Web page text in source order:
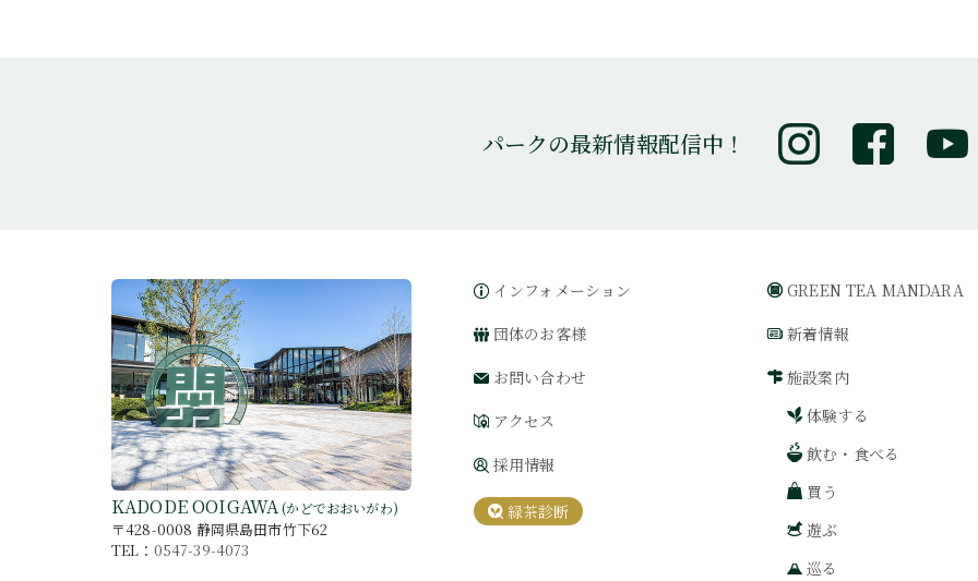
パークの最新情報配信中！
KADODE OOIGAWA (かどでおおいがわ)
〒428-0008 静岡県島田市竹下62
TEL： 0547-39-4073
インフォメーション
団体のお客様
お問い合わせ
アクセス
採用情報
緑茶診断
GREEN TEA MANDARA
新着情報
施設案内
体験する
飲む・食べる
買う
遊ぶ
巡る